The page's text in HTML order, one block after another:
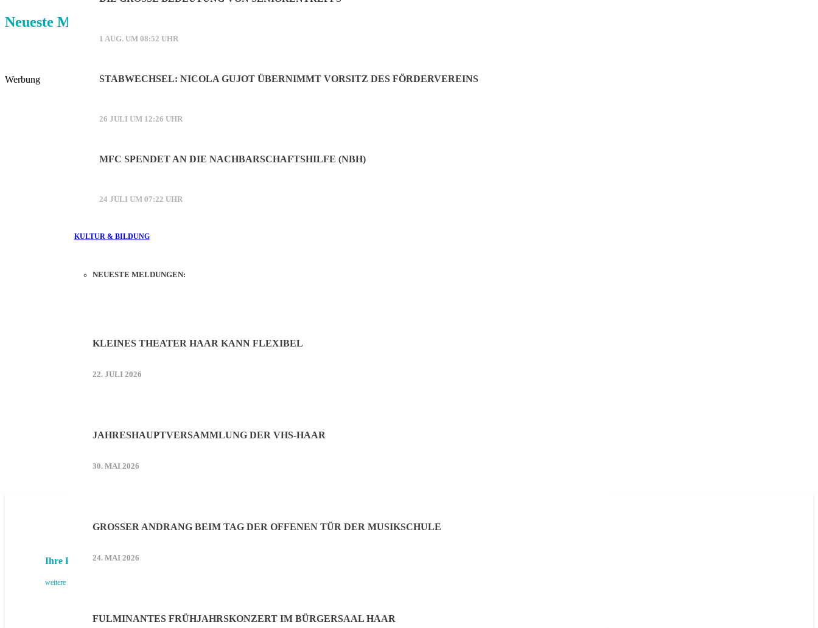
1 AUG. UM 08:52 UHR
STABWECHSEL: NICOLA GUJOT ÜBERNIMMT VORSITZ DES FÖRDERVEREINS
26 JULI UM 12:26 UHR
MFC SPENDET AN DIE NACHBARSCHAFTSHILFE (NBH)
24 JULI UM 07:22 UHR
KULTUR & BILDUNG
NEUESTE MELDUNGEN:
KLEINES THEATER HAAR KANN FLEXIBEL
22. JULI 2026
JAHRESHAUPTVERSAMMLUNG DER VHS-HAAR
30. MAI 2026
GROSSER ANDRANG BEIM TAG DER OFFENEN TÜR DER MUSIKSCHULE
24. MAI 2026
FULMINANTES FRÜHJAHRSKONZERT IM BÜRGERSAAL HAAR
Neueste Meldungen:
Werbung
Ihre Printwerbung im Haarer Stadt-Echo
weitere Infos